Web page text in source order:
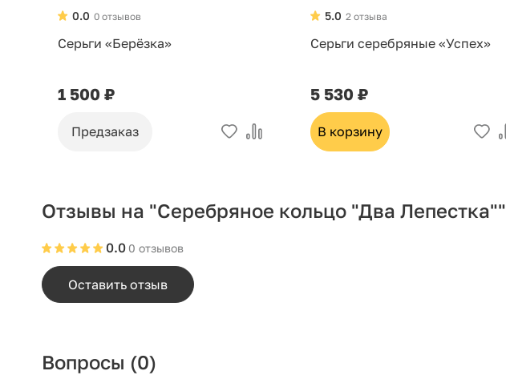
0 отзывов
0.0
Серьги «Берёзка»
1 500 ₽
Предзаказ
2 отзыва
5.0
Серьги серебряные «Успех»
5 530 ₽
В корзину
Отзывы на "Серебряное кольцо "Два Лепестка""
0 отзывов
0.0
Оставить отзыв
Вопросы (0)